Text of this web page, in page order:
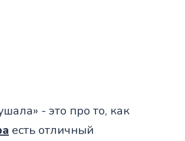
- это про то, как
есть отличный